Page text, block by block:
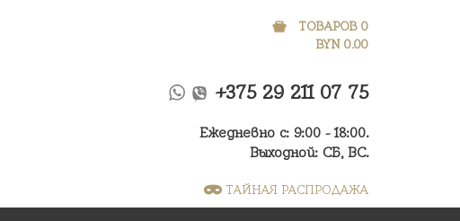
ТОВАРОВ 0
BYN 0.00
+375 29 211 07 75
Ежедневно с: 9:00 - 18:00.
Выходной: СБ, ВС.
ТАЙНАЯ РАСПРОДАЖА